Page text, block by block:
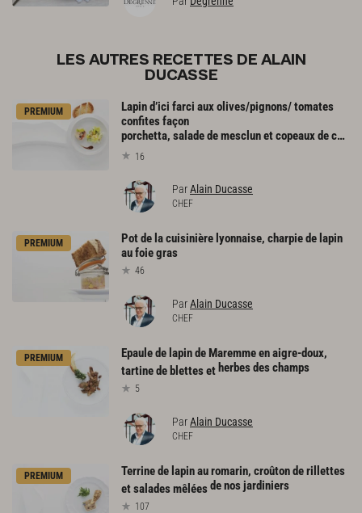
LES AUTRES RECETTES DE ALAIN
DUCASSE
PREMIUM
Lapin d’ici farci aux olives/pignons/ tomates
confites façon
porchetta, salade de mesclun et copeaux de céleri au jus de romarin, mouillettes de pain de campagne
16
ParAlain Ducasse
CHEF
PREMIUM Potde lacuisinière lyonnaise, charpiede lapin
aufoiegras
46
ParAlain Ducasse
CHEF
PREMIUM
Epaule de lapin de Maremme en aigre-doux,
tartine de blettes et herbes des champs
5
ParAlain Ducasse
CHEF
PREMIUM
Terrine de lapin au romarin, croûton de rillettes
et salades mêléesde nos jardiniers
107